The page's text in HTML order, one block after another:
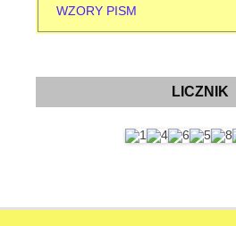
WZORY PISM
LICZNIK